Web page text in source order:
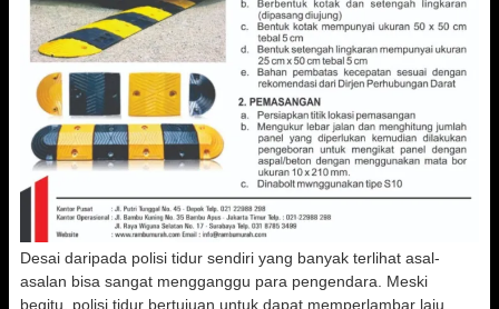
Desai daripada polisi tidur sendiri yang banyak terlihat asal-
asalan bisa sangat mengganggu para pengendara. Meski
begitu, polisi tidur bertujuan untuk dapat memperlambar laju